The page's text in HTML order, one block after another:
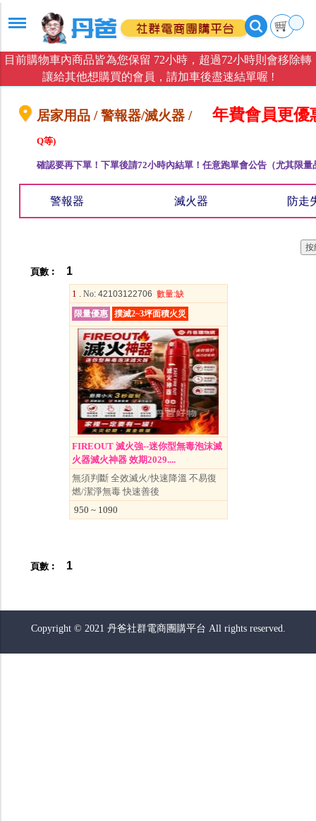
目前購物車內商品皆為您保留 72小時，超過72小時則會移除轉
讓給其他想購買的會員，請加車後盡速結單喔 !
居家用品 / 警報器/滅火器 / 年費會員更優
Q等)
確認要再下單！下單後請72小時內結單！任意跑單會公告（尤其限
警報器 滅火器 防走
頁數︰ 1
1 . No: 42103122706 數量:缺
限量優惠
撲滅2~3坪面積火災
FIREOUT 滅火強--迷你型無毒泡沫滅
火器滅火神器 效期2029....
無須判斷 全效滅火/快速降溫 不易復
燃/潔淨無毒 快速善後
950 ~ 1090
頁數︰ 1
Copyright © 2021 丹爸社群電商團購平台 All rights reserved.